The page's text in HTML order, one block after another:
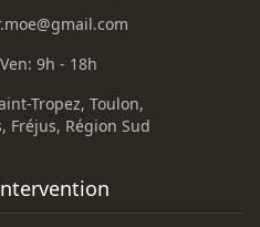
9h - 18h
Tropez, Toulon,
, Fréjus, Région Sud